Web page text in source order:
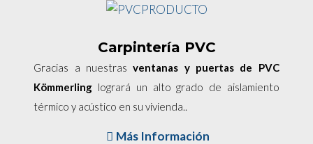
Carpintería PVC
Gracias a nuestrasventanas y puertas de PVC
Kömmerling logrará un alto grado de aislamiento
térmico y acústico en su vivienda..
Más Información